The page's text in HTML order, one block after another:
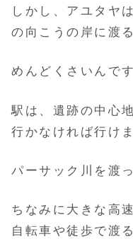
しかし、アユタヤ
の向こうの岸に渡
めんどくさいんで
駅は、遺跡の中心
行かなければ行け
パーサック川を渡
ちなみに大きな高
自転車や徒歩で渡